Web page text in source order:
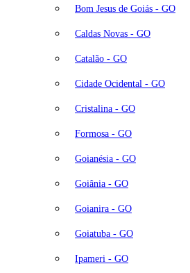
Bom Jesus de Goiás - GO
Caldas Novas - GO
Catalão - GO
Cidade Ocidental - GO
Cristalina - GO
Formosa - GO
Goianésia - GO
Goiânia - GO
Goianira - GO
Goiatuba - GO
Ipameri - GO